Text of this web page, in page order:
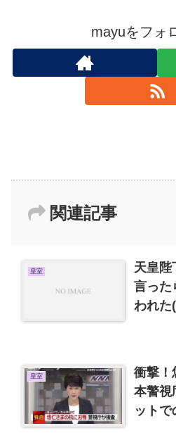
mayuをフォ
関連記事
皇室
天皇陛
言った
われた
皇室
衝撃！
本警視
ット